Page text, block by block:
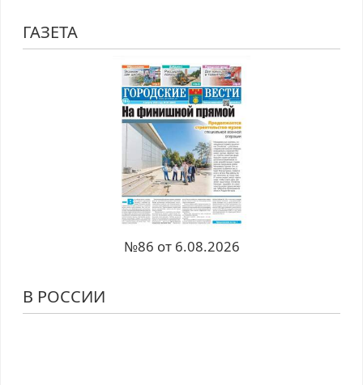
ГАЗЕТА
№86 от 6.08.2026
В РОССИИ